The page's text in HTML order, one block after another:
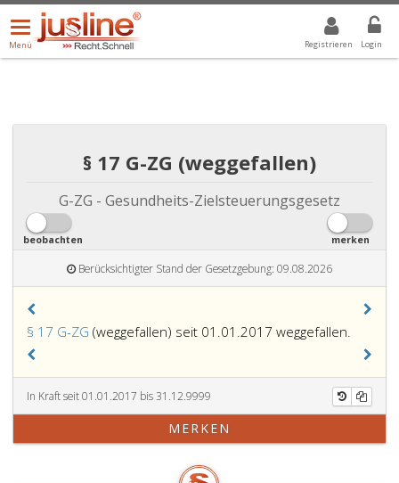
Registrieren Login
Menü
öffnen/schließen
Menü
ALLE DROPDOWN: GEWÄHLTER WERT IST ALLE
§ 17 G-ZG (weggefallen)
G-ZG - Gesundheits-Zielsteuerungsgesetz
beobachten merken
Berücksichtigter Stand der Gesetzgebung: 09.08.2026
§ 17 G-ZG (weggefallen) seit 01.01.2017 weggefallen.
In Kraft seit 01.01.2017 bis 31.12.9999
MERKEN